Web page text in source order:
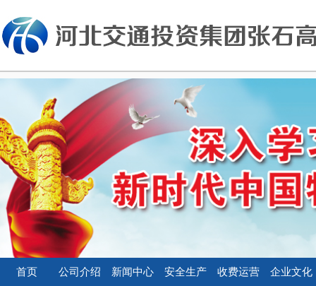
首页 公司介绍 新闻中心 安全生产 收费运营 企业文化